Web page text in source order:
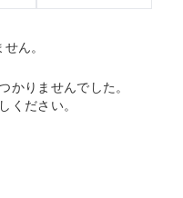
ん。
かりませんでした。
ください。